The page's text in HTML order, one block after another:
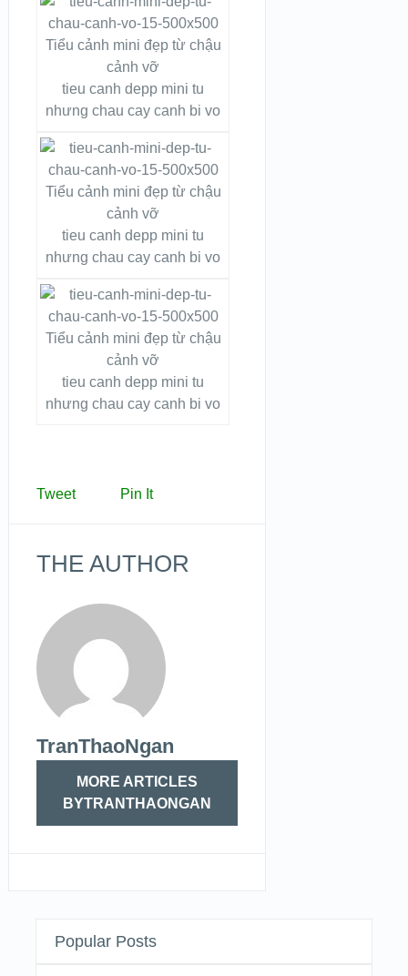
tieu canh depp mini tu
nhưng chau cay canh bi vo
tieu canh depp mini tu
nhưng chau cay canh bi vo
tieu canh depp mini tu
nhưng chau cay canh bi vo
Tweet Pin It
THE AUTHOR
TranThaoNgan
MORE ARTICLES
BYTRANTHAONGAN
Popular Posts